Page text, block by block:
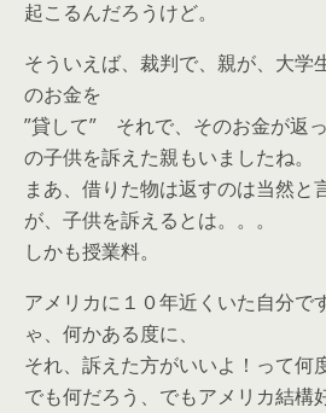
起こるんだろうけど。
そういえば、裁判で、親が、大学
のお金を
”貸して” それで、そのお金が返
の子供を訴えた親もいましたね。
まあ、借りた物は返すのは当然と
が、子供を訴えるとは。。。
しかも授業料。
アメリカに１０年近くいた自分で
ゃ、何かある度に、
それ、訴えた方がいいよ！って何
でも何だろう、でもアメリカ結